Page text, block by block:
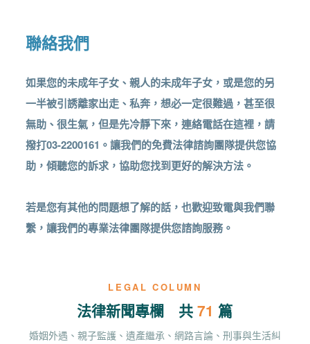
聯絡我們
如果您的未成年子女、親人的未成年子女，或是您的另
一半被引誘離家出走、私奔，想必一定很難過，甚至很
無助、很生氣，但是先冷靜下來，連絡電話在這裡，請
撥打03-2200161。讓我們的免費法律諮詢團隊提供您協
助，傾聽您的訴求，協助您找到更好的解決方法。
若是您有其他的問題想了解的話，也歡迎致電與我們聯
繫，讓我們的專業法律團隊提供您諮詢服務。
LEGAL COLUMN
法律新聞專欄 共71 篇
婚姻外遇、親子監護、遺產繼承、網路言論、刑事與生活糾